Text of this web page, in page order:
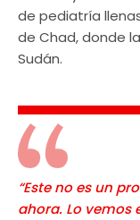
de pediatría
de Chad, donde
Sudán.
“Este no es un
ahora. Lo vemos